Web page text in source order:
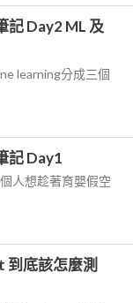
記 Day2 ML 及
learning分成三個
記 Day1
人想趁著育嬰假空
到底該怎麼測